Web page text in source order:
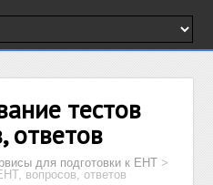
тестов
ответов
для подготовки к ЕНТ >
вопросов, ответов